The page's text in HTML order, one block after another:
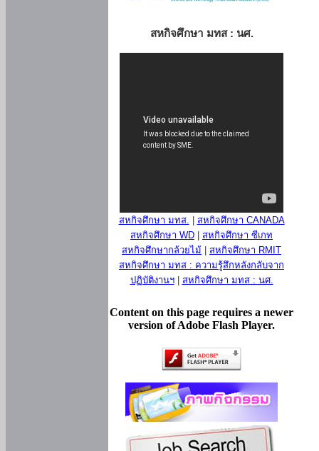
สหกิจศึกษา มทส : นศ.
สหกิจศึกษา มทส.
สหกิจศึกษา CANADA
สหกิจศึกษา WD
สหกิจศึกษา ซีเกท
สหกิจศึกษากล้วยไม้
สหกิจศึกษา RMIT
สหกิจศึกษา มทส : ความรู้สึกหลังกลับจาก
ปฏิบัติงานฯ| สหกิจศึกษา มทส : นศ.
Content on this page requires a newer
version of Adobe Flash Player.